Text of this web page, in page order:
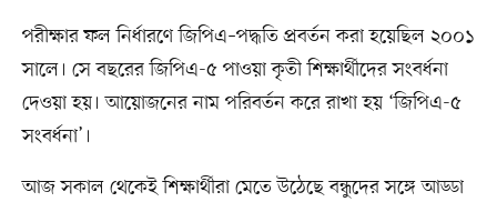
পরীক্ষার ফল নির্ধারণে জিপিএ–পদ্ধতি প্রবর্তন করা হয়েছিল ২০০১
সালে। সে বছরের জিপিএ-৫ পাওয়া কৃতী শিক্ষার্থীদের সংবর্ধনা
দেওয়া হয়। আয়োজনের নাম পরিবর্তন করে রাখা হয় ‘জিপিএ-৫
সংবর্ধনা’।
আজ সকাল থেকেই শিক্ষার্থীরা মেতে উঠেছে বন্ধুদের সঙ্গে আড্ডা